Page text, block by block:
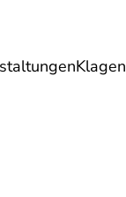
Klagen
Reise